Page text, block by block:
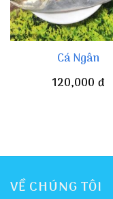
Cá Ngân
120,000 đ
VỀ CHÚNG TÔI